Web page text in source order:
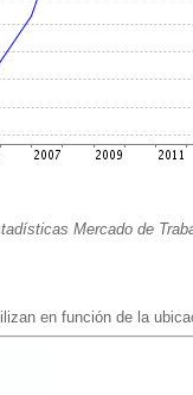
Mercado de
en función de la